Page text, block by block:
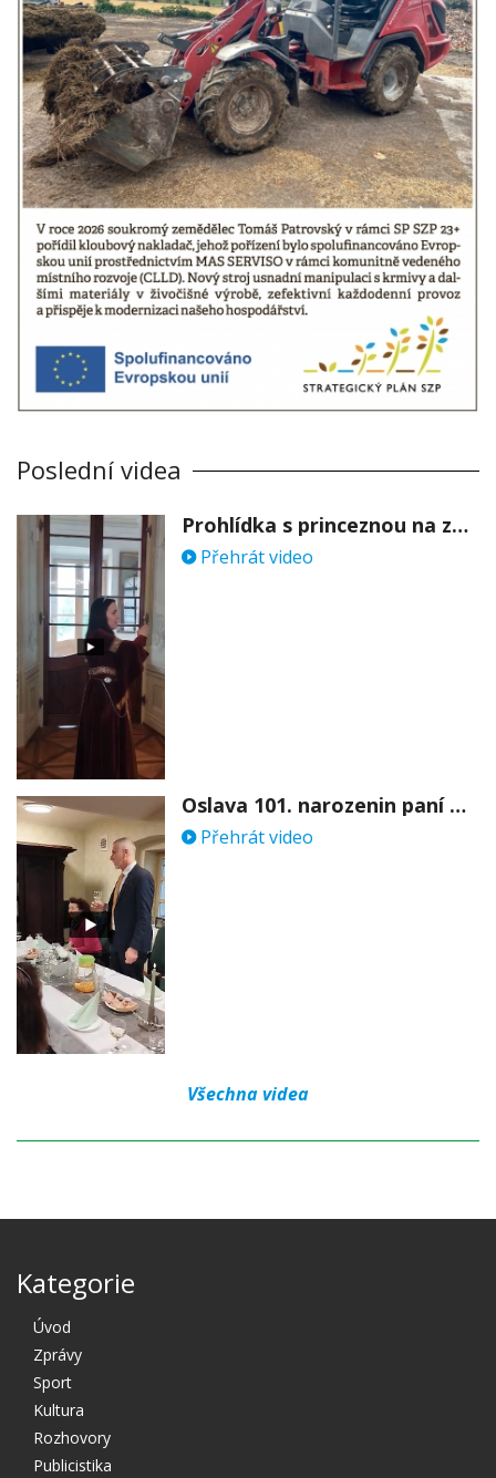
Poslední videa
Prohlídka s princeznou na zámku Stekník
Přehrát video
Oslava 101. narozenin paní Věry Skořepové
Přehrát video
Všechna videa
Kategorie
Úvod
Zprávy
Sport
Kultura
Rozhovory
Publicistika